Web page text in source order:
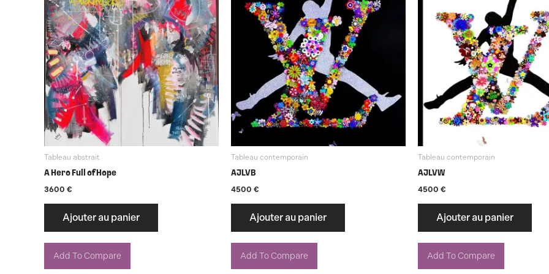
Tableau abstrait
A Hero Full of Hope
3600 €
Ajouter au panier
Add To Compare
Tableau contemporain
AJLVB
4500 €
Ajouter au panier
Add To Compare
Tableau contemporain
AJLVW
4500 €
Ajouter au panier
Add To Compare